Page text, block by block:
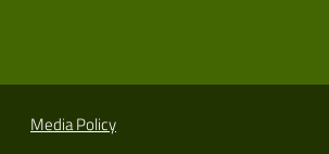
Media Policy